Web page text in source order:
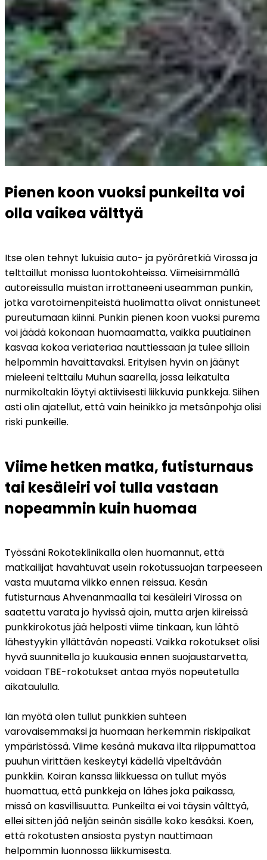
Pienen koon vuoksi punkeilta voi
olla vaikea välttyä
Itse olen tehnyt lukuisia auto- ja pyöräretkiä Virossa ja
telttaillut monissa luontokohteissa. Viimeisimmällä
autoreissulla muistan irrottaneeni useamman punkin,
jotka varotoimenpiteistä huolimatta olivat onnistuneet
pureutumaan kiinni. Punkin pienen koon vuoksi purema
voi jäädä kokonaan huomaamatta, vaikka puutiainen
kasvaa kokoa veriateriaa nauttiessaan ja tulee silloin
helpommin havaittavaksi. Erityisen hyvin on jäänyt
mieleeni telttailu Muhun saarella, jossa leikatulta
nurmikoltakin löytyi aktiivisesti liikkuvia punkkeja. Siihen
asti olin ajatellut, että vain heinikko ja metsänpohja olisi
riski punkeille.
Viime hetken matka, futisturnaus
tai kesäleiri voi tulla vastaan
nopeammin kuin huomaa
Työssäni Rokoteklinikalla olen huomannut, että
matkailijat havahtuvat usein rokotussuojan tarpeeseen
vasta muutama viikko ennen reissua. Kesän
futisturnaus Ahvenanmaalla tai kesäleiri Virossa on
saatettu varata jo hyvissä ajoin, mutta arjen kiireissä
punkkirokotus jää helposti viime tinkaan, kun lähtö
lähestyykin yllättävän nopeasti. Vaikka rokotukset olisi
hyvä suunnitella jo kuukausia ennen suojaustarvetta,
voidaan TBE-rokotukset antaa myös nopeutetulla
aikataululla.
Iän myötä olen tullut punkkien suhteen
varovaisemmaksi ja huomaan herkemmin riskipaikat
ympäristössä. Viime kesänä mukava ilta riippumattoa
puuhun virittäen keskeytyi kädellä vipeltävään
punkkiin. Koiran kanssa liikkuessa on tullut myös
huomattua, että punkkeja on lähes joka paikassa,
missä on kasvillisuutta. Punkeilta ei voi täysin välttyä,
ellei sitten jää neljän seinän sisälle koko kesäksi. Koen,
että rokotusten ansiosta pystyn nauttimaan
helpommin luonnossa liikkumisesta.